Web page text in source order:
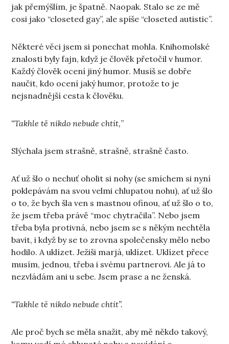
jak přemýšlím, je špatně. Naopak. Stalo se ze mě
cosi jako “closeted gay”, ale spíše “closeted autistic”.
Některé věci jsem si ponechat mohla. Knihomolské
znalosti byly fajn, když je člověk přetočil v humor.
Každý člověk ocení jiný humor. Musíš se dobře
naučit, kdo ocení jaký humor, protože to je
nejsnadnější cesta k člověku.
“Takhle tě nikdo nebude chtít,”
Slýchala jsem strašně, strašně, strašně často.
Ať už šlo o nechuť oholit si nohy (se smíchem si nyní
poklepávám na svou velmi chlupatou nohu), ať už šlo
o to, že bych šla ven s mastnou ofinou, ať už šlo o to,
že jsem třeba právě “moc chytračila”. Nebo jsem
třeba byla protivná, nebo jsem se s někým nechtěla
bavit, i když by se to zrovna společensky mělo nebo
hodilo. A uklízet. Ježiši marjá, uklízet. Uklízet přece
musím, jednou, třeba i svému partnerovi. Ale já to
nezvládám ani u sebe. Jsem prase a ne ženská.
“Takhle tě nikdo nebude chtít”.
Ale proč bych se měla snažit, aby mě někdo takový,